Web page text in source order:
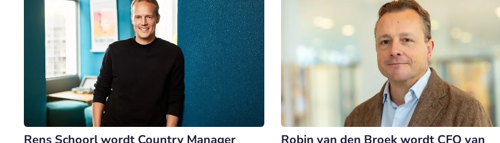
Rens Schoorl wordt Country Manager
Robin van den Broek wordt CFO van